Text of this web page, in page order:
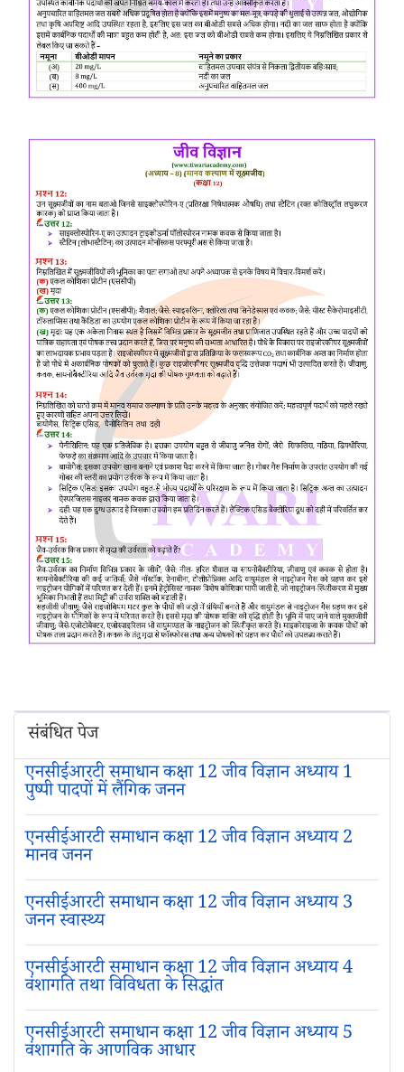
संबंधित पेज
एनसीईआरटी समाधान कक्षा 12 जीव विज्ञान अध्याय 1
पुष्पी पादपों में लैंगिक जनन
एनसीईआरटी समाधान कक्षा 12 जीव विज्ञान अध्याय 2
मानव जनन
एनसीईआरटी समाधान कक्षा 12 जीव विज्ञान अध्याय 3
जनन स्वास्थ्य
एनसीईआरटी समाधान कक्षा 12 जीव विज्ञान अध्याय 4
वंशागति तथा विविधता के सिद्धांत
एनसीईआरटी समाधान कक्षा 12 जीव विज्ञान अध्याय 5
वंशागति के आणविक आधार